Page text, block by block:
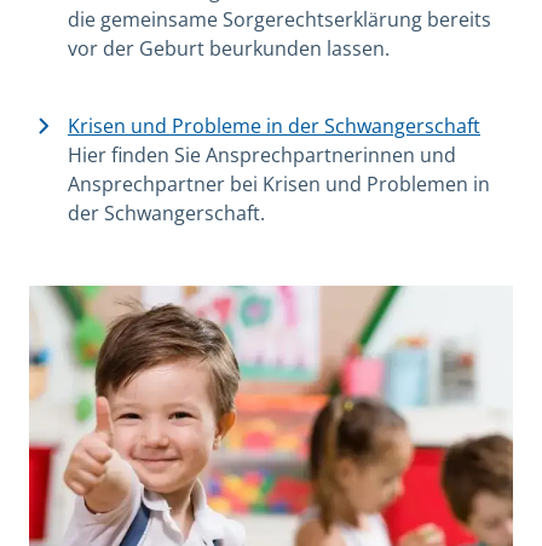
die gemeinsame Sorgerechtserklärung bereits
vor der Geburt beurkunden lassen.
Krisen und Probleme in der Schwangerschaft
Hier finden Sie Ansprechpartnerinnen und
Ansprechpartner bei Krisen und Problemen in
der Schwangerschaft.